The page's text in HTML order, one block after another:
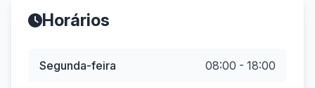
Horários
Segunda-feira 08:00 - 18:00